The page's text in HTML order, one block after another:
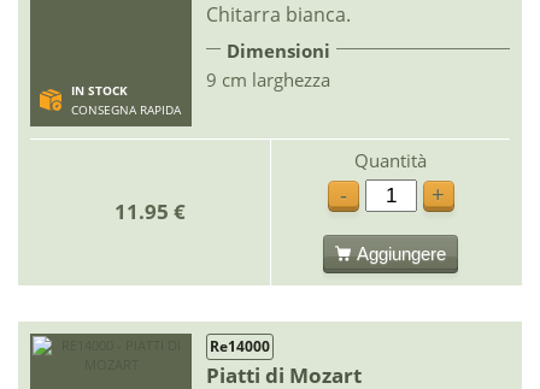
IN STOCK
CONSEGNA RAPIDA
Chitarra bianca.
Dimensioni
9 cm larghezza
11.95 €
Quantità
-
+
Aggiungere
Re14000
Piatti di Mozart